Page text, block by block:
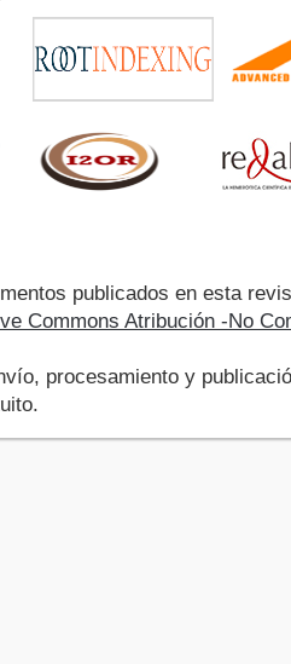
publicados en esta
Commons Atribución -No
procesamiento y